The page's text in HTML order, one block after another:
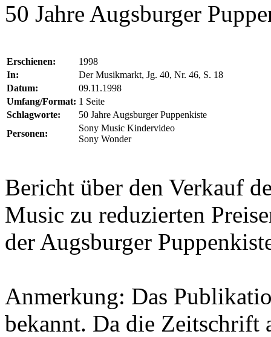
50 Jahre Augsburger
Erschienen:
1998
In:
Der Musikmarkt, Jg. 40, Nr. 46, S. 18
Datum:
09.11.1998
Umfang/Format: 1 Seite
Schlagworte:
50 Jahre Augsburger Puppenkiste
Personen:
Sony Music Kindervideo
Sony Wonder
Bericht über den Verkauf
Music zu reduzierten
der Augsburger
Anmerkung: Das
bekannt. Da die Zeitschrift